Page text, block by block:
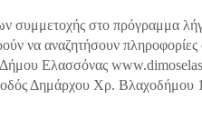
συμμετοχής στο πρόγραμμα
να αναζητήσουν πληροφορίες
Ελασσόνας
Δημάρχου Χρ. Βλαχοδήμου